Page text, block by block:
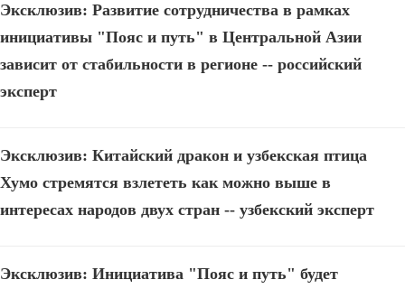
Эксклюзив: Развитие сотрудничества в рамках
инициативы "Пояс и путь" в Центральной Азии
зависит от стабильности в регионе -- российский
эксперт
Эксклюзив: Китайский дракон и узбекская птица
Хумо стремятся взлететь как можно выше в
интересах народов двух стран -- узбекский эксперт
Эксклюзив: Инициатива "Пояс и путь" будет